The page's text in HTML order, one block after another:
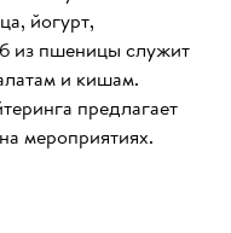
йогурт,
из пшеницы служит
и кишам.
предлагает
мероприятиях.